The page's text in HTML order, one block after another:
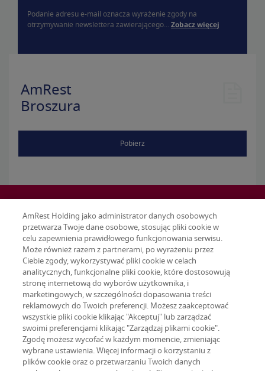
Podanie adresu e-mail oznacza wyrażenie zgody na
otrzymywanie newslettera zawierającego... Zobacz więcej
AmRest
Broszura
Pobierz
Terms & conditions
AmRest Holding jako administrator danych osobowych
przetwarza Twoje dane osobowe, stosując pliki cookie w
celu zapewnienia prawidłowego funkcjonowania serwisu.
Może również razem z partnerami, po wyrażeniu przez
Ciebie zgody, wykorzystywać pliki cookie w celach
analitycznych, funkcjonalne pliki cookie, które dostosowują
stronę internetową do wyborów użytkownika, i
marketingowych, w szczególności dopasowania treści
reklamowych do Twoich preferencji. Możesz zaakceptować
wszystkie pliki cookie klikając "Akceptuj" lub zarządzać
swoimi preferencjami klikając "Zarządzaj plikami cookie".
Zgodę możesz wycofać w każdym momencie, zmieniając
wybrane ustawienia. Więcej informacji o korzystaniu z
plików cookie oraz o przetwarzaniu Twoich danych